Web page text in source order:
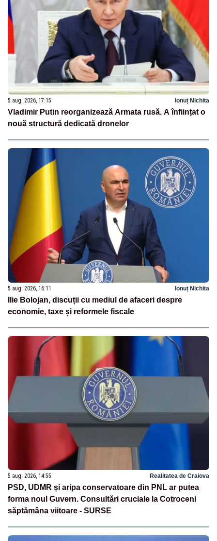
5 aug. 2026, 17:15 Ionuț Nichita
Vladimir Putin reorganizează Armata rusă. A înființat o
nouă structură dedicată dronelor
5 aug. 2026, 16:11 Ionuț Nichita
Ilie Bolojan, discuții cu mediul de afaceri despre
economie, taxe și reformele fiscale
5 aug. 2026, 14:55 Realitatea de Craiova
PSD, UDMR și aripa conservatoare din PNL ar putea
forma noul Guvern. Consultări cruciale la Cotroceni
săptămâna viitoare - SURSE